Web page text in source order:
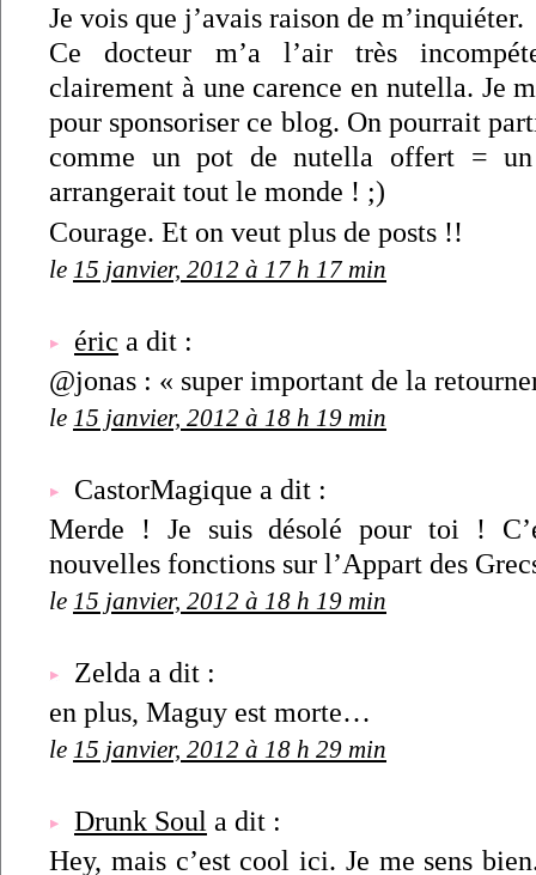
Je vois que j’avais raison de m’inquiéter.
Ce docteur m’a l’air très
clairement à une carence en nutella. Je
pour sponsoriser ce blog. On pourrait
comme un pot de nutella offert = un
arrangerait tout le monde ! ;)
Courage. Et on veut plus de posts !!
le 15 janvier, 2012 à 17 h 17 min
éric a dit :
@jonas : « super important de la
le 15 janvier, 2012 à 18 h 19 min
CastorMagique a dit :
Merde ! Je suis désolé pour toi !
nouvelles fonctions sur l’Appart des
le 15 janvier, 2012 à 18 h 19 min
Zelda a dit :
en plus, Maguy est morte…
le 15 janvier, 2012 à 18 h 29 min
Drunk Soul a dit :
Hey, mais c’est cool ici. Je me sens